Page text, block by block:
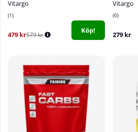
Vitargo
1
479 kr579 kr
Köp!
Vitargo
0
279 kr